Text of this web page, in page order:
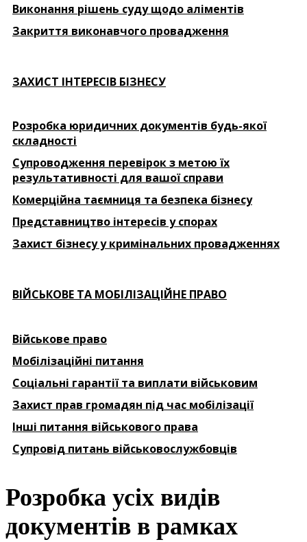
Виконання рішень суду щодо аліментів
Закриття виконавчого провадження
ЗАХИСТ ІНТЕРЕСІВ БІЗНЕСУ
Розробка юридичних документів будь-якої
складності
Супроводження перевірок з метою їх
результативності для вашої справи
Комерційна таємниця та безпека бізнесу
Представництво інтересів у спорах
Захист бізнесу у кримінальних провадженнях
ВІЙСЬКОВЕ ТА МОБІЛІЗАЦІЙНЕ ПРАВО
Військове право
Мобілізаційні питання
Соціальні гарантії та виплати військовим
Захист прав громадян під час мобілізації
Інші питання військового права
Супровід питань військовослужбовців
Розробка усіх видів
документів в рамках